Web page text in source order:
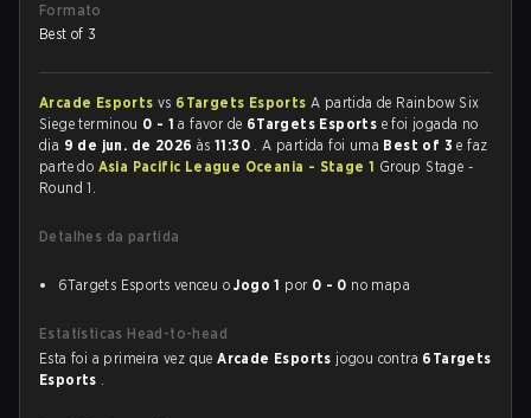
Formato
Best of 3
Arcade Esports vs 6Targets EsportsA partida de Rainbow Six
Siege terminou 0 - 1 a favor de 6Targets Esports e foi jogada no
dia 9 de jun. de 2026 às11:30 . A partida foi uma Best of 3e faz
parte do Asia Pacific League Oceania - Stage 1 Group Stage -
Round 1.
Detalhes da partida
6Targets Esports venceu oJogo 1 por 0 - 0 no mapa
Estatísticas Head-to-head
Esta foi a primeira vez queArcade Esports jogou contra 6Targets
Esports .